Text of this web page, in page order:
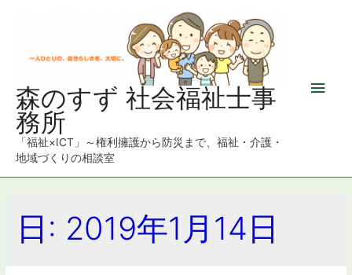
森のすず 社会福祉士事
務所
「福祉×ICT」～権利擁護から防災まで、福祉・介護・
地域づくりの相談室
メ
日: 2019年1月14日